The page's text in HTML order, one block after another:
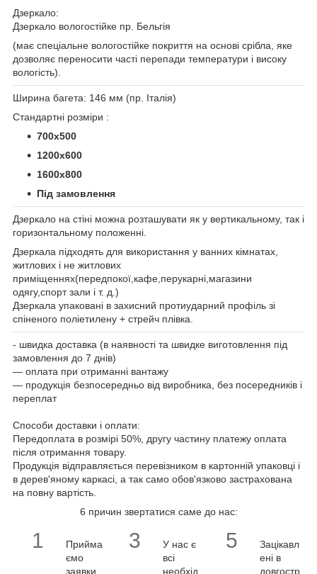
Дзеркало:
Дзеркало вологостійке пр. Бельгія
(має спеціальне вологостійке покриття на основі срібла, яке
дозволяє переносити часті перепади температури і високу
вологість).
Ширина багета: 146 мм (пр. Італія)
Стандартні розміри :
700х500
1200х600
1600х800
Під замовлення
Дзеркало на стіні можна розташувати як у вертикальному, так і
горизонтальному положенні.
Дзеркала підходять для використання у ванних кімнатах,
житлових і не житлових
приміщеннях(передпокої,кафе,перукарні,магазини
одягу,спорт зали і т. д.)
Дзеркала упаковані в захисний протиударний профіль зі
спіненого поліетилену + стрейч плівка.
- швидка доставка (в наявності та швидке виготовлення під
замовлення до 7 днів)
― оплата при отриманні вантажу
― продукція безпосередньо від виробника, без посередників і
переплат
Способи доставки і оплати:
Передоплата в розмірі 50%, другу частину платежу оплата
після отримання товару.
Продукція відправляється перевізником в картонній упаковці і
в дерев'яному каркасі, а так само обов'язково застрахована
на повну вартість.
6 причин звертатися саме до нас:
1
Прийма
ємо
заявки
3
У нас є
всі
необхід
5
Зацікавл
ені в
довгостр